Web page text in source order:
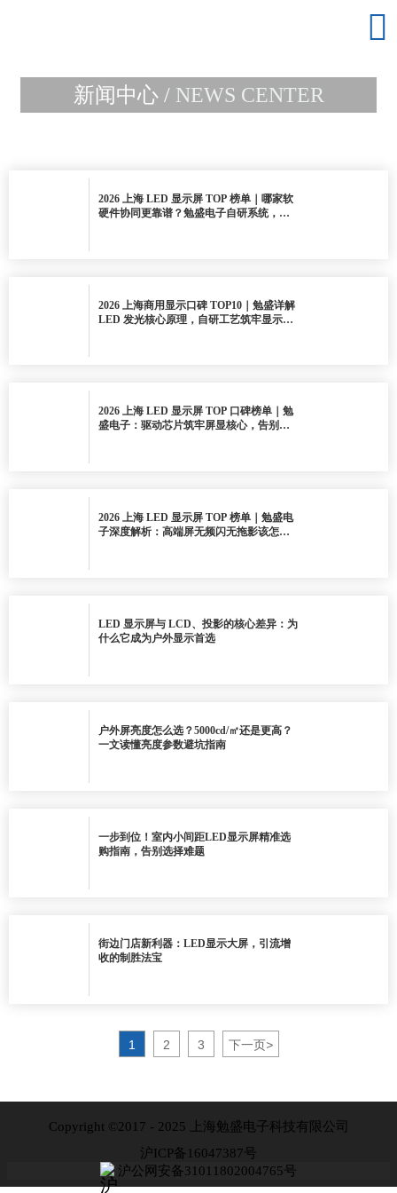

新闻中心 / NEWS CENTER
2026 上海 LED 显示屏 TOP 榜单｜哪家软
硬件协同更靠谱？勉盛电子自研系统，稳
2026 上海商用显示口碑 TOP10｜勉盛详解
LED 发光核心原理，自研工艺筑牢显示品
2026 上海 LED 显示屏 TOP 口碑榜单｜勉
盛电子：驱动芯片筑牢屏显核心，告别画
2026 上海 LED 显示屏 TOP 榜单｜勉盛电
子深度解析：高端屏无频闪无拖影该怎么
LED 显示屏与 LCD、投影的核心差异：为
什么它成为户外显示首选
户外屏亮度怎么选？5000cd/㎡还是更高？
一文读懂亮度参数避坑指南
一步到位！室内小间距LED显示屏精准选
购指南，告别选择难题
街边门店新利器：LED显示大屏，引流增
收的制胜法宝
1 2 3 下一页>
Copyright ©2017 - 2025 上海勉盛电子科技有限公司
沪ICP备16047387号
沪公网安备31011802004765号